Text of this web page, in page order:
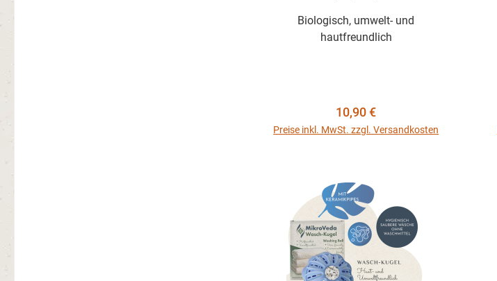
Biologisch, umwelt- und
hautfreundlich
Regulärer Preis:
10,90 €
Preise inkl. MwSt. zzgl. Versandkosten